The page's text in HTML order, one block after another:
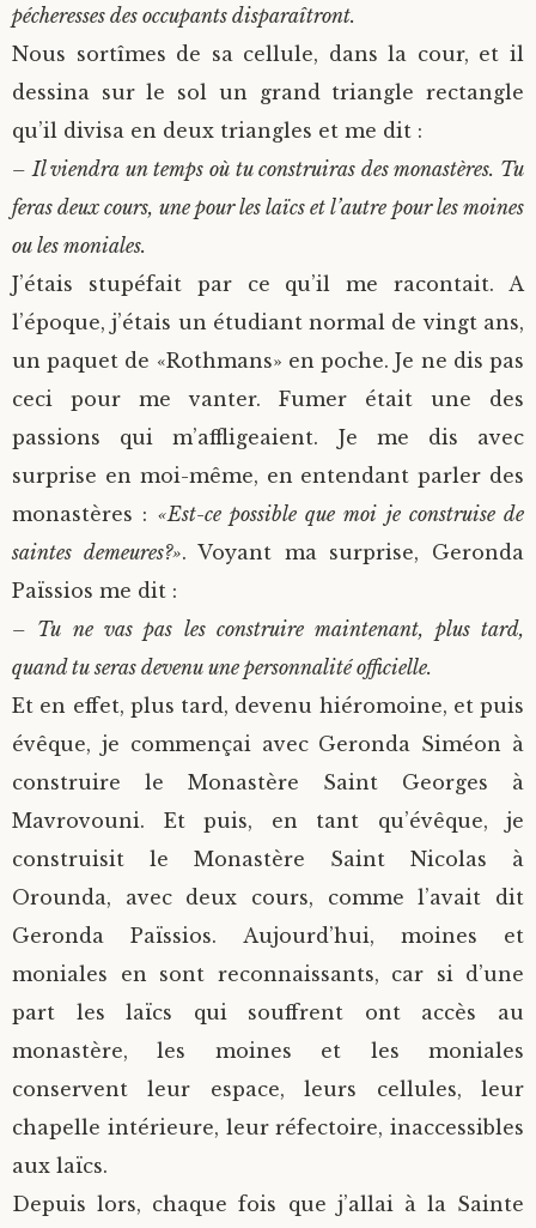
pécheresses des occupants disparaîtront.
Nous sortîmes de sa cellule, dans la cour, et il
dessina sur le sol un grand triangle rectangle
qu’il divisa en deux triangles et me dit :
– Il viendra un temps où tu construiras des monastères. Tu
feras deux cours, une pour les laïcs et l’autre pour les moines
ou les moniales.
J’étais stupéfait par ce qu’il me racontait. A
l’époque, j’étais un étudiant normal de vingt ans,
un paquet de «Rothmans» en poche. Je ne dis pas
ceci pour me vanter. Fumer était une des
passions qui m’affligeaient. Je me dis avec
surprise en moi-même, en entendant parler des
monastères : «Est-ce possible que moi je construise de
saintes demeures?». Voyant ma surprise, Geronda
Païssios me dit :
– Tu ne vas pas les construire maintenant, plus tard,
quand tu seras devenu une personnalité officielle.
Et en effet, plus tard, devenu hiéromoine, et puis
évêque, je commençai avec Geronda Siméon à
construire le Monastère Saint Georges à
Mavrovouni. Et puis, en tant qu’évêque, je
construisit le Monastère Saint Nicolas à
Orounda, avec deux cours, comme l’avait dit
Geronda Païssios. Aujourd’hui, moines et
moniales en sont reconnaissants, car si d’une
part les laïcs qui souffrent ont accès au
monastère, les moines et les moniales
conservent leur espace, leurs cellules, leur
chapelle intérieure, leur réfectoire, inaccessibles
aux laïcs.
Depuis lors, chaque fois que j’allai à la Sainte